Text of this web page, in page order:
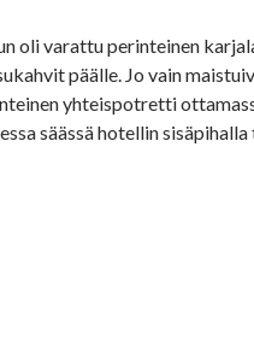
oli varattu perinteinen
päälle. Jo vain
yhteispotretti
säässä hotellin